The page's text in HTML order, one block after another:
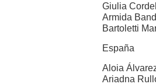
Giulia
Armida
Bartoletti
España
Aloia
Ariadna